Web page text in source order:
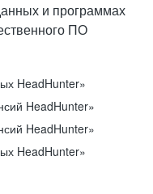
и программах
ПО
HeadHunter»
HeadHunter»
HeadHunter»
HeadHunter»